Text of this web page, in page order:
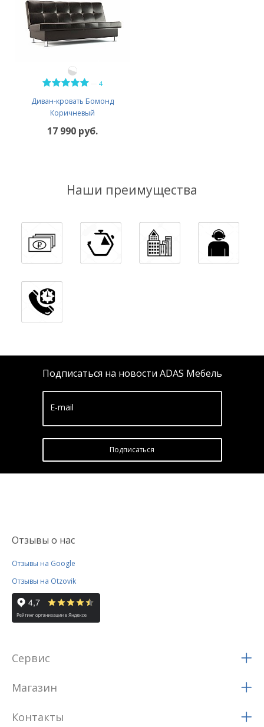
4
Диван-кровать Бомонд
Коричневый
17 990 руб.
Наши преимущества
Подписаться на новости ADAS Мебель
E-mail
Подписатьcя
Отзывы о нас
Отзывы на Google
Отзывы на Otzovik
Сервис
Магазин
Контакты